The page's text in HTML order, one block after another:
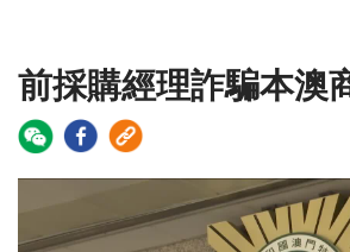
前採購經理詐騙本澳